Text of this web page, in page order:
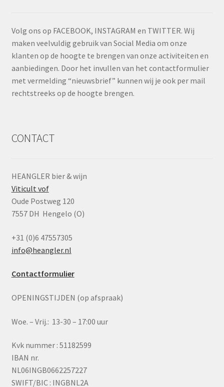
Volg ons op FACEBOOK, INSTAGRAM en TWITTER. Wij
maken veelvuldig gebruik van Social Media om onze
klanten op de hoogte te brengen van onze activiteiten en
aanbiedingen. Door het invullen van het contactformulier
met vermelding “nieuwsbrief” kunnen wij je ook per mail
rechtstreeks op de hoogte brengen.
CONTACT
HEANGLER bier & wijn
Viticult vof
Oude Postweg 120
7557 DH Hengelo (O)
+31 (0)6 47557305
info@heangler.nl
Contactformulier
OPENINGSTIJDEN (op afspraak)
Woe. – Vrij.: 13-30 – 17:00 uur
Kvk nummer : 51182599
IBAN nr.
NL06INGB0662257227
SWIFT/BIC : INGBNL2A